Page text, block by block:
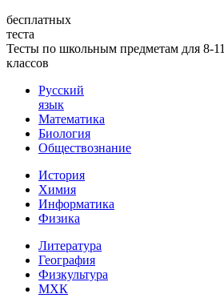
бесплатных
теста
Тесты по школьным предметам для 8-11
классов
Русский
язык
Математика
Биология
Обществознание
История
Химия
Информатика
Физика
Литература
География
Физкультура
МХК